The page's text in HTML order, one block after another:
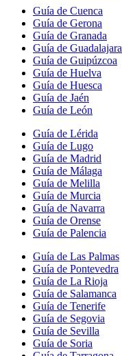
Guía de Cuenca
Guía de Gerona
Guía de Granada
Guía de Guadalajara
Guía de Guipúzcoa
Guía de Huelva
Guía de Huesca
Guía de Jaén
Guía de León
Guía de Lérida
Guía de Lugo
Guía de Madrid
Guía de Málaga
Guía de Melilla
Guía de Murcia
Guía de Navarra
Guía de Orense
Guía de Palencia
Guía de Las Palmas
Guía de Pontevedra
Guía de La Rioja
Guía de Salamanca
Guía de Tenerife
Guía de Segovia
Guía de Sevilla
Guía de Soria